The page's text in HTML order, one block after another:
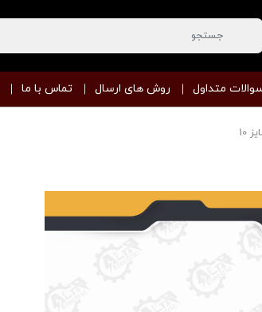
متداول روش های ارسال تماس با ما